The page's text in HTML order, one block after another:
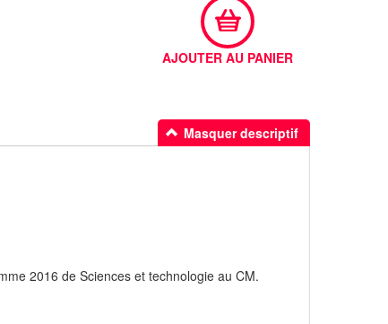
AJOUTER AU PANIER
Masquer descriptif
2016 de Sciences et technologie au CM.